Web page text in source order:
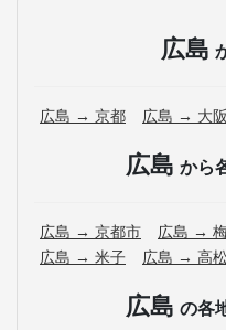
広島
広島 → 京都 広島 → 大阪
広島 から
広島 → 京都市 広島 →
広島 → 米子
広島 → 高
広島 の各